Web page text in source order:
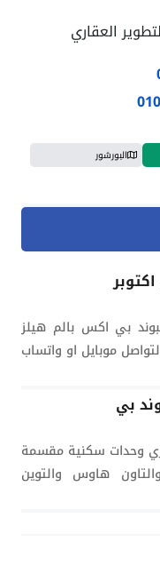
العقاري
البورشور
بي اكس بالم هيلز
موبايل او واتساب
بي
وحدات سكنية مقسمة
هاوس والتوين